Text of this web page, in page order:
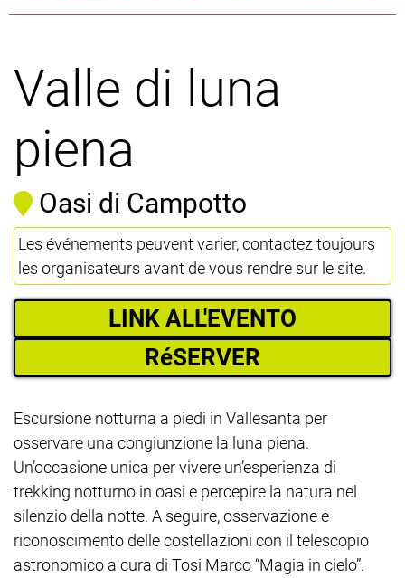
Valle di luna
piena
Oasi di Campotto
Les événements peuvent varier, contactez toujours
les organisateurs avant de vous rendre sur le site.
LINK ALL'EVENTO
RéSERVER
Escursione notturna a piedi in Vallesanta per
osservare una congiunzione la luna piena.
Un’occasione unica per vivere un’esperienza di
trekking notturno in oasi e percepire la natura nel
silenzio della notte. A seguire, osservazione e
riconoscimento delle costellazioni con il telescopio
astronomico a cura di Tosi Marco “Magia in cielo”.